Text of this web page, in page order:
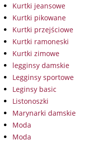
Kurtki jeansowe
Kurtki pikowane
Kurtki przejściowe
Kurtki ramoneski
Kurtki zimowe
legginsy damskie
Legginsy sportowe
Leginsy basic
Listonoszki
Marynarki damskie
Moda
Moda